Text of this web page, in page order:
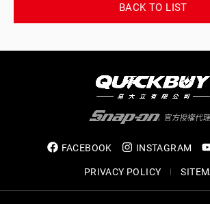
BACK TO LIST
FACEBOOK INSTAGRAM
PRIVACY POLICY